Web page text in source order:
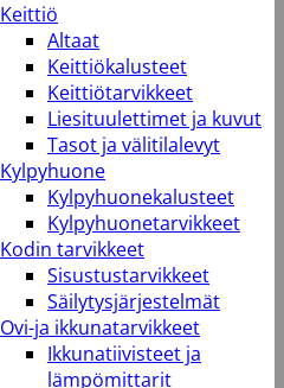
Keittiö
Altaat
Keittiökalusteet
Keittiötarvikkeet
Liesituulettimet ja kuvut
Tasot ja välitilalevyt
Kylpyhuone
Kylpyhuonekalusteet
Kylpyhuonetarvikkeet
Kodin tarvikkeet
Sisustustarvikkeet
Säilytysjärjestelmät
Ovi-ja ikkunatarvikkeet
Ikkunatiivisteet ja
lämpömittarit